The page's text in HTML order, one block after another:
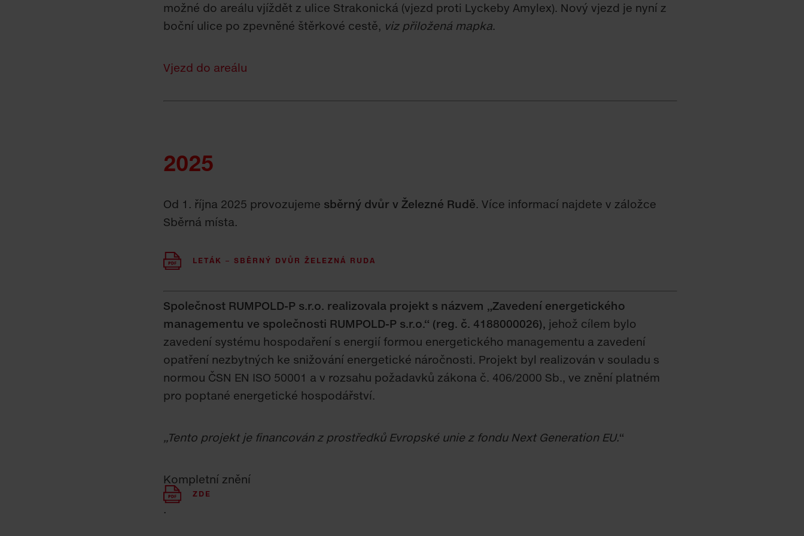
možné do areálu vjíždět z ulice Strakonická (vjezd proti Lyckeby Amylex). Nový vjezd je nyní z
boční ulice po zpevněné štěrkové cestě, viz přiložená mapka.
Vjezd do areálu
2025
Od 1. října 2025 provozujeme sběrný dvůr v Železné Rudě. Více informací najdete v záložce
Sběrná místa.
LETÁK – SBĚRNÝ DVŮR ŽELEZNÁ RUDA
Společnost RUMPOLD-P s.r.o. realizovala projekt s názvem „Zavedení energetického
managementu ve společnosti RUMPOLD-P s.r.o.“ (reg. č. 4188000026), jehož cílem bylo
zavedení systému hospodaření s energií formou energetického managementu a zavedení
opatření nezbytných ke snižování energetické náročnosti. Projekt byl realizován v souladu s
normou ČSN EN ISO 50001 a v rozsahu požadavků zákona č. 406/2000 Sb., ve znění platném
pro poptané energetické hospodářství.
„Tento projekt je financován z prostředků Evropské unie z fondu Next Generation EU.“
Kompletní znění
ZDE
.